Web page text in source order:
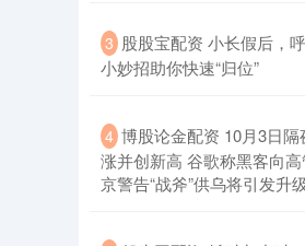
3 股股宝配资 小长假后，
小妙招助你快速“归位”
4 博股论金配资 10月3日
涨并创新高 谷歌称黑客向
京警告“战斧”供乌将引发升